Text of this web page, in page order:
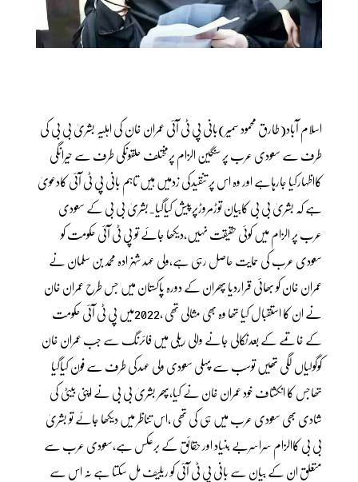
اسلام آباد(طارق محمود سمیر)بانی پی ٹی آئی عمران خان کی اہلیہ بشریٰ بی بی کی
طرف سے سعودی عرب پر سنگین الزام پرمختلف حلقوںکی طرف سے حیرانگی
کااظہارکیا جارہاہے اور وہ اس پر تنقیدکی زدمیں ہیں تاہم بانی پی ٹی آئی کادعویٰ
ہے کہ بشریٰ بی بی کابیان توڑمروڑپرپیش کیاگیا۔بشریٰ بی بی کے سعودی
عرب پر الزام میں کوئی حقیقت نہیں،دیکھا جائے تو پی ٹی آئی حکومت کو
سعودی عرب کی حمایت حاصل رہی ہے،ولی عہد شہزادہ محمدبن سلمان نے
عمران خان کو بھائی قراردیا پھران کے دورہ پاکستان میں جس طرح عمران خان
نے ان کا استقبال کیا تھا وہ بھی مثالی تھی ،2022میں پی ٹی آئی حکومت
کے خاتمے کے بعدنکالی جانے والی ریلی میں فائرنگ سے جب عمران خان
کوگولیاں لگی تھیں توسب سے پہلی سعودی ولی عہدکی طرف سے فون کیاگیا
تھاجس کا انکشاف خود عمران خان نے کیا،پھر بشریٰ بی بی نے اپنی بیٹی کی
شادی بھی سعودی عرب میں ہی کی تھی ،اس تناظر میں دیکھا جائے تو بشریٰ
بی بی کاالزام سراسربے بنیاد اور حقائق کے برعکس ہے،سعودی عرب سے
متعلق ان کے بیان سے بانی پی ٹی آئی کو ریلیف مل سکتا ہے نہ اس سے